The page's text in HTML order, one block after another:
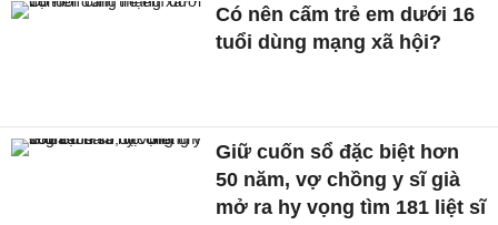
Có nên cấm trẻ em dưới 16
tuổi dùng mạng xã hội?
Giữ cuốn sổ đặc biệt hơn
50 năm, vợ chồng y sĩ già
mở ra hy vọng tìm 181 liệt sĩ